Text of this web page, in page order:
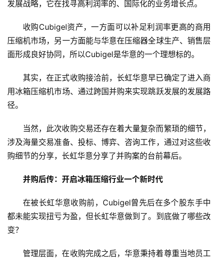
智
能
科
讯
数
说
发展战略，它在找寻高利润率的、国际化的业务增长点。
收购Cubigel资产，一方面可以补足利润率更高的商用
压缩机市场，另一方面能与华意在压缩器全球生产、销售层
面形成良好协同，所以Cubigel是华意的一个理想标的。
其实，在正式收购接洽前，长虹华意早已确定了进入商
用冰箱压缩机市场、通过跨国并购来实现跳跃发展的发展路
径。
当然，此次收购交易还存在着大量复杂而繁琐的细节，
涉及海量交易准备、投标、博弈、咨询工作，通过对这些收
购细节的分享，长虹华意分享了并购案的台前幕后。
并购后传：开启冰箱压缩行业一个新时代
在被长虹华意收购前，Cubigel曾先后在多个股东手中
都未能实现扭亏为盈，但长虹华意做到了。到底做了哪些改
变？
管理层面，在收购完成之后，华意秉持着尊重当地员工